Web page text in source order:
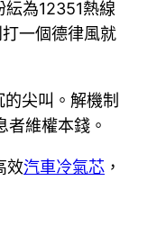
為12351熱線
一個德律風就
尖叫。解機制
維權本錢。
效汽車冷氣芯 ，